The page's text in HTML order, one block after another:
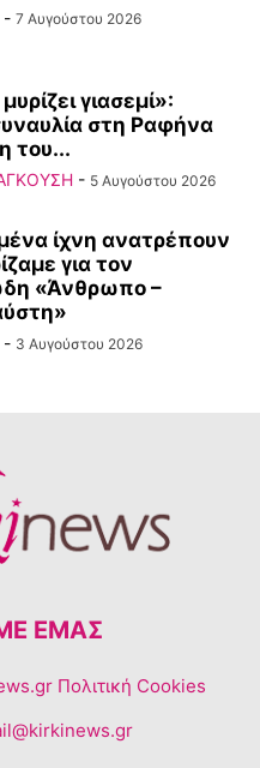
- 7 Αυγούστου 2026
γιασεμί»:
στη Ραφήνα
του...
- 5 Αυγούστου 2026
ίχνη ανατρέπουν
για τον
«Άνθρωπο –
- 3 Αυγούστου 2026
ΕΜΆΣ
Πολιτική Cookies